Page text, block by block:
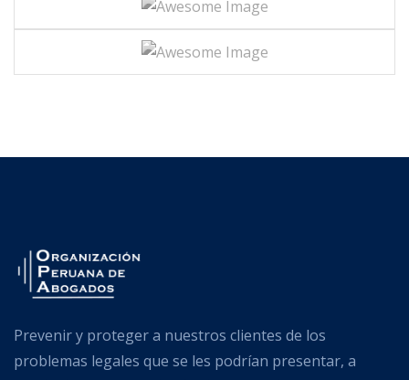
Prevenir y proteger a nuestros clientes de los
problemas legales que se les podrían presentar, a